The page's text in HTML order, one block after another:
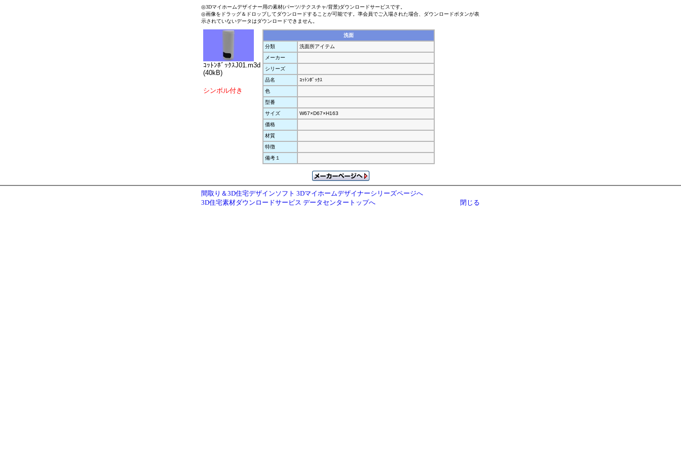
◎3Dマイホームデザイナー用の素材(パーツ/テクスチャ/背景)ダウンロードサービスです。
◎画像をドラッグ＆ドロップしてダウンロードすることが可能です。準会員でご入場された場合、ダウンロードボタンが表
示されていないデータはダウンロードできません。
ｺｯﾄﾝﾎﾞｯｸｽJ01.m3d
(40kB)
シンボル付き
洗面
分類
洗面所アイテム
メーカー
シリーズ
品名
ｺｯﾄﾝﾎﾞｯｸｽ
色
型番
サイズ
W67×D67×H163
価格
材質
特徴
備考１
間取り＆3D住宅デザインソフト 3Dマイホームデザイナーシリーズページへ
3D住宅素材ダウンロードサービス データセンタートップへ
閉じる